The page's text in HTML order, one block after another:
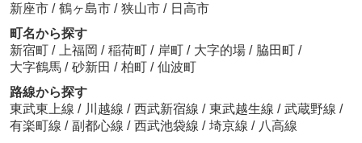
新座市 / 鶴ヶ島市 / 狭山市 / 日高市
町名から探す
新宿町 / 上福岡 / 稲荷町 / 岸町 / 大字的場 / 脇田町 /
大字鶴馬 / 砂新田 / 柏町 / 仙波町
路線から探す
東武東上線 / 川越線 / 西武新宿線 / 東武越生線 / 武蔵野線 /
有楽町線 / 副都心線 / 西武池袋線 / 埼京線 / 八高線